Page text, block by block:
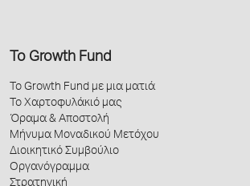
Το Growth Fund
Το Growth Fund με μια ματιά
Το Χαρτοφυλάκιό μας
Όραμα & Αποστολή
Μήνυμα Μοναδικού Μετόχου
Διοικητικό Συμβούλιο
Οργανόγραμμα